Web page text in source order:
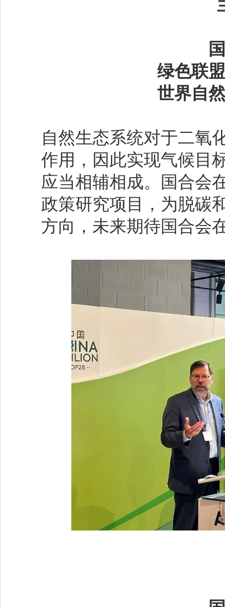
绿色联
世界自
自然生态系统对于二氧
作用，因此实现气候目
应当相辅相成。国合会
政策研究项目，为脱碳
方向，未来期待国合会